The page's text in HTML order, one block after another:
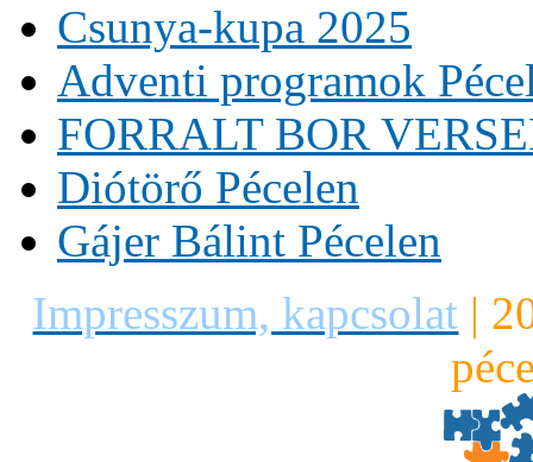
Csunya-kupa 2025
Adventi programok
FORRALT BOR
Diótörő Pécelen
Gájer Bálint Pécelen
Impresszum, kapcsolat |